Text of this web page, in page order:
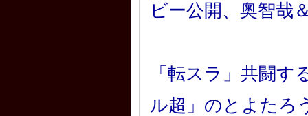
ビー公開、奥智哉
「転スラ」共闘
ル超」のとよたろ